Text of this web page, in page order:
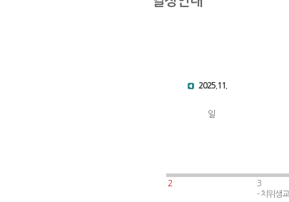
2025.11.
일
2
3
- 치위생